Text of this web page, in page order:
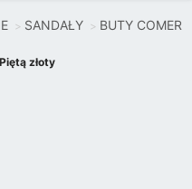
SANDAŁY BUTY COMER
złoty